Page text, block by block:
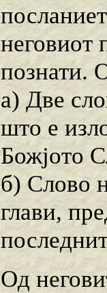
неговиот
познати.
а) Две
што е
Божјото
б) Слово
глави,
Од